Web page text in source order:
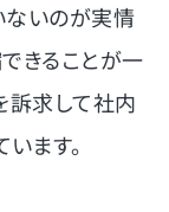
ないのが実情
きることが一
訴求して社内
ます。